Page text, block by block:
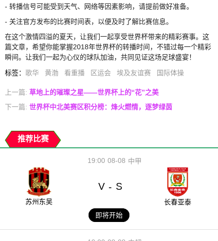
- 转播信号可能受到天气、网络等因素影响，请提前做好准备。
- 关注官方发布的比赛时间表，以便及时了解比赛信息。
在这个激情四溢的夏天，让我们一起享受世界杯带来的精彩赛事。这
篇文章，希望你能掌握2018年世界杯的转播时间，不错过每一个精彩
瞬间。让我们一起为心仪的球队加油，共同见证这场足球盛宴！
标签： 歌华 黄渤 看重播 区运会 埃及友谊赛 国际体操
上一篇: 草地上的璀璨之星——世界杯上的“花”之美
下一篇: 世界杯中北美赛区积分榜：烽火燃情，逐梦绿茵
推荐比赛
08-08
19:00 中甲
苏州东吴
V - S
长春亚泰
即将开始